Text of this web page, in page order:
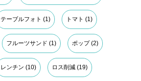
テーブルフォト (1) トマト (1)
フルーツサンド (1) ポップ(2)
レンチン (10) ロス削減 (19)